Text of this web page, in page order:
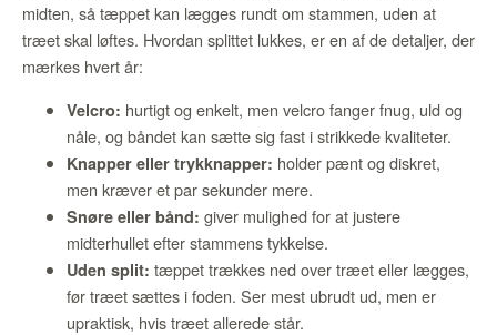
midten, så tæppet kan lægges rundt om stammen, uden at
træet skal løftes. Hvordan splittet lukkes, er en af de detaljer, der
mærkes hvert år:
Velcro: hurtigt og enkelt, men velcro fanger fnug, uld og
nåle, og båndet kan sætte sig fast i strikkede kvaliteter.
Knapper eller trykknapper: holder pænt og diskret,
men kræver et par sekunder mere.
Snøre eller bånd: giver mulighed for at justere
midterhullet efter stammens tykkelse.
Uden split: tæppet trækkes ned over træet eller lægges,
før træet sættes i foden. Ser mest ubrudt ud, men er
upraktisk, hvis træet allerede står.